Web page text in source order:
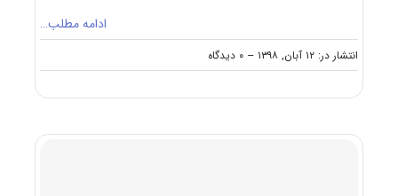
ادامه مطلب…
انتشار در: ۱۲ آبان, ۱۳۹۸ -- ۰ دیدگاه
on
دانلود
فلسفه